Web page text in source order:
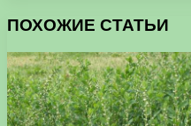
ПОХОЖИЕ СТАТЬИ